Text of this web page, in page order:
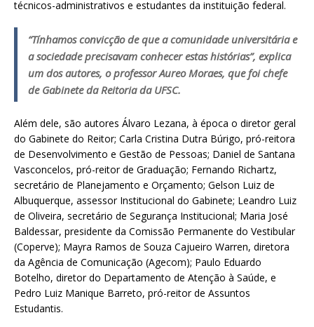
técnicos-administrativos e estudantes da instituição federal.
“Tínhamos convicção de que a comunidade universitária e
a sociedade precisavam conhecer estas histórias”, explica
um dos autores, o professor Aureo Moraes, que foi chefe
de Gabinete da Reitoria da UFSC.
Além dele, são autores Álvaro Lezana, à época o diretor geral
do Gabinete do Reitor; Carla Cristina Dutra Búrigo, pró-reitora
de Desenvolvimento e Gestão de Pessoas; Daniel de Santana
Vasconcelos, pró-reitor de Graduação; Fernando Richartz,
secretário de Planejamento e Orçamento; Gelson Luiz de
Albuquerque, assessor Institucional do Gabinete; Leandro Luiz
de Oliveira, secretário de Segurança Institucional; Maria José
Baldessar, presidente da Comissão Permanente do Vestibular
(Coperve); Mayra Ramos de Souza Cajueiro Warren, diretora
da Agência de Comunicação (Agecom); Paulo Eduardo
Botelho, diretor do Departamento de Atenção à Saúde, e
Pedro Luiz Manique Barreto, pró-reitor de Assuntos
Estudantis.